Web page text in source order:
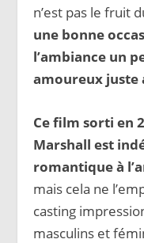
n’est pas le fruit
une bonne
l’ambiance un
amoureux juste
Ce film sorti en
Marshall est
romantique à
mais cela ne
casting
masculins et